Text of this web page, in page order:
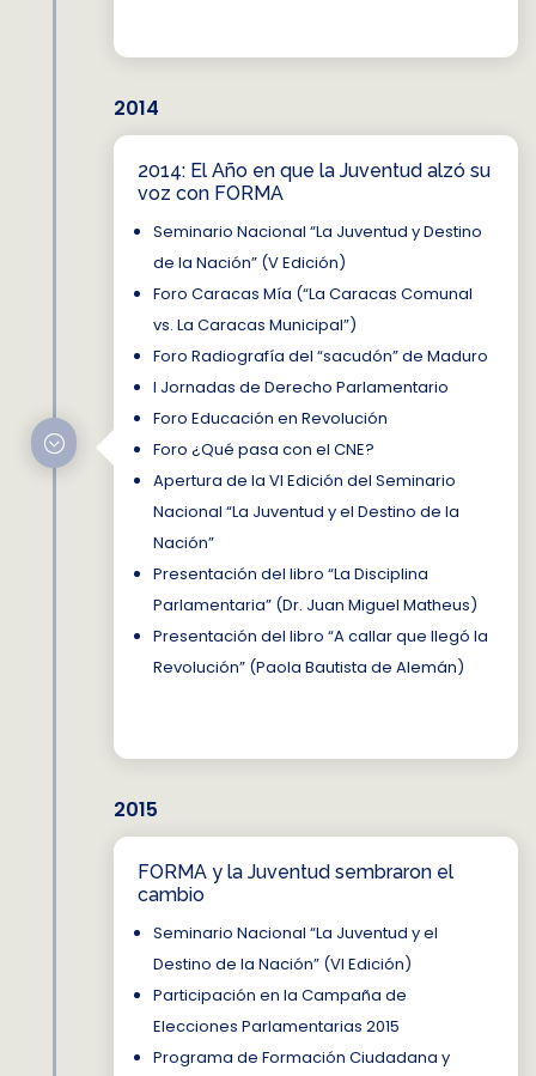
2014: El Año en que la Juventud alzó su
voz con FORMA
Seminario Nacional “La Juventud y Destino
de la Nación” (V Edición)
Foro Caracas Mía (“La Caracas Comunal
vs. La Caracas Municipal”)
Foro Radiografía del “sacudón” de Maduro
I Jornadas de Derecho Parlamentario
Foro Educación en Revolución
Foro ¿Qué pasa con el CNE?
Apertura de la VI Edición del Seminario
Nacional “La Juventud y el Destino de la
Nación”
Presentación del libro “La Disciplina
Parlamentaria” (Dr. Juan Miguel Matheus)
Presentación del libro “A callar que llegó la
Revolución” (Paola Bautista de Alemán)
;
2014
2015
FORMA y la Juventud sembraron el
cambio
Seminario Nacional “La Juventud y el
Destino de la Nación” (VI Edición)
Participación en la Campaña de
Elecciones Parlamentarias 2015
Programa de Formación Ciudadana y